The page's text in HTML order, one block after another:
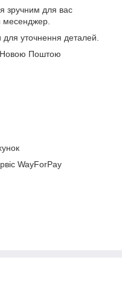
зручним для вас
месенджер.
уточнення деталей.
Новою Поштою
WayForPay